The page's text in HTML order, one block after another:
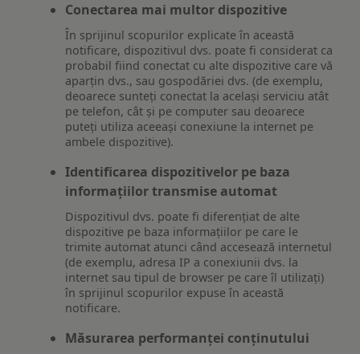
Conectarea mai multor dispozitive
În sprijinul scopurilor explicate în această
notificare, dispozitivul dvs. poate fi considerat ca
probabil fiind conectat cu alte dispozitive care vă
aparțin dvs., sau gospodăriei dvs. (de exemplu,
deoarece sunteți conectat la același serviciu atât
pe telefon, cât și pe computer sau deoarece
puteți utiliza aceeași conexiune la internet pe
ambele dispozitive).
Identificarea dispozitivelor pe baza
informațiilor transmise automat
Dispozitivul dvs. poate fi diferențiat de alte
dispozitive pe baza informațiilor pe care le
trimite automat atunci când accesează internetul
(de exemplu, adresa IP a conexiunii dvs. la
internet sau tipul de browser pe care îl utilizați)
în sprijinul scopurilor expuse în această
notificare.
Măsurarea performanței conținutului